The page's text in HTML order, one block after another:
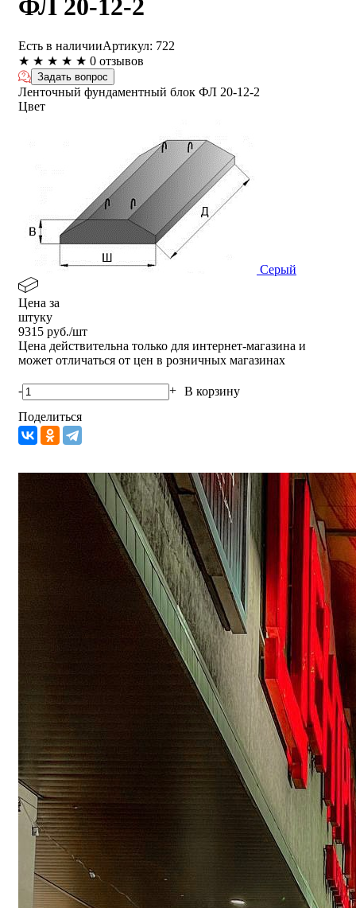
ФЛ 20-12-2
Есть в наличииАртикул: 722
★ ★ ★ ★ ★ 0 отзывов
Задать вопрос
Ленточный фундаментный блок ФЛ 20-12-2
Цвет
Серый
Цена за
штуку
9315 руб./шт
Цена действительна только для интернет-магазина и
может отличаться от цен в розничных магазинах
- + В корзину
Поделиться